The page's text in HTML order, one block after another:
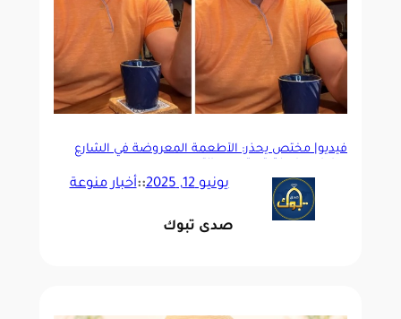
فيديو| مختص يحذر: الأطعمة المعروضة في الشارع
يونيو 12, 2025 ::أخبار منوعة
صدى تبوك